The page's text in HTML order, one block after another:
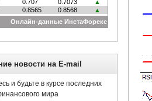
новости на E-mail
и будьте в курсе последних
мира